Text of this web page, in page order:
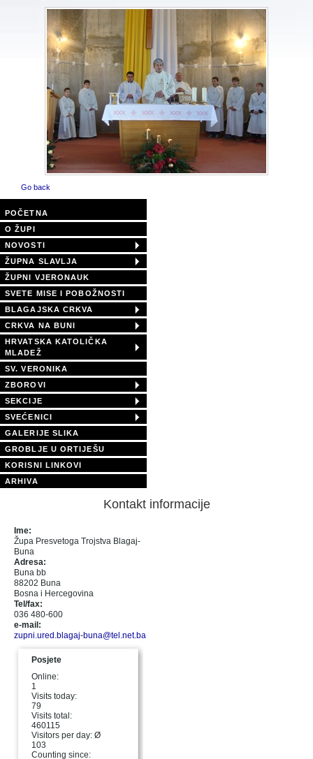
Go back
POČETNA
O ŽUPI
NOVOSTI
ŽUPNA SLAVLJA
ŽUPNI VJERONAUK
SVETE MISE I POBOŽNOSTI
BLAGAJSKA CRKVA
CRKVA NA BUNI
HRVATSKA KATOLIČKA
MLADEŽ
SV. VERONIKA
ZBOROVI
SEKCIJE
SVEĆENICI
GALERIJE SLIKA
GROBLJE U ORTIJEŠU
KORISNI LINKOVI
ARHIVA
Kontakt informacije
Ime:
Župa Presvetoga Trojstva Blagaj-
Buna
Adresa:
Buna bb
88202 Buna
Bosna i Hercegovina
Tel/fax:
036 480-600
e-mail:
zupni.ured.blagaj-buna@tel.net.ba
Posjete
Online:
1
Visits today:
79
Visits total:
460115
Visitors per day: Ø
103
Counting since: